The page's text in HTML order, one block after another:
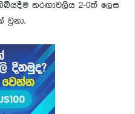
තරඟාවලිය 2-0ක් ලෙස
වුනා.